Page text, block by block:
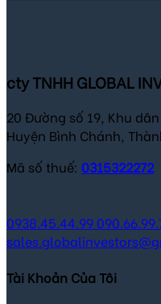
cty TNHH GLOBAL
20 Đường số 19, Khu
Huyện Bình Chánh,
Mã số thuế: 0315322272
0938.45.44.99
Tài Khoản Của Tôi